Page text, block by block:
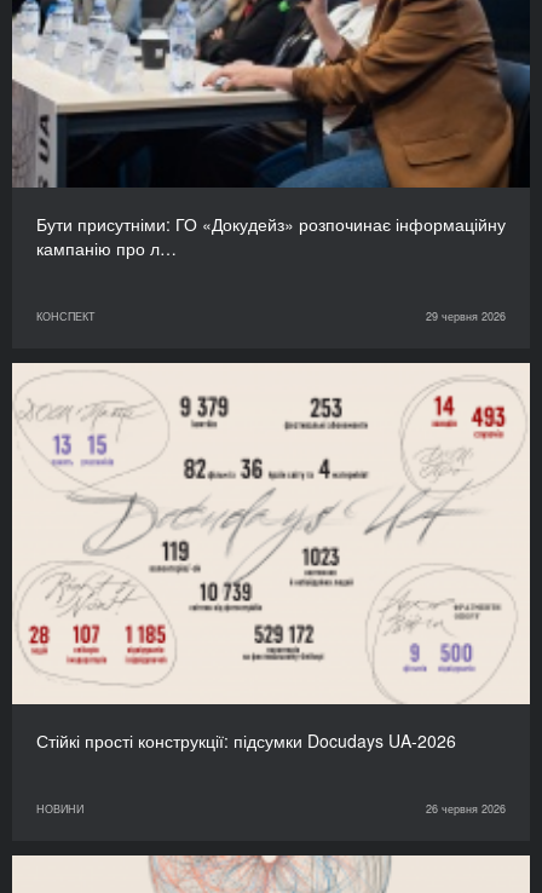
Бути присутніми: ГО «Докудейз» розпочинає інформаційну
кампанію про л…
КОНСПЕКТ 29 червня 2026
Стійкі прості конструкції: підсумки Docudays UA-2026
НОВИНИ 26 червня 2026